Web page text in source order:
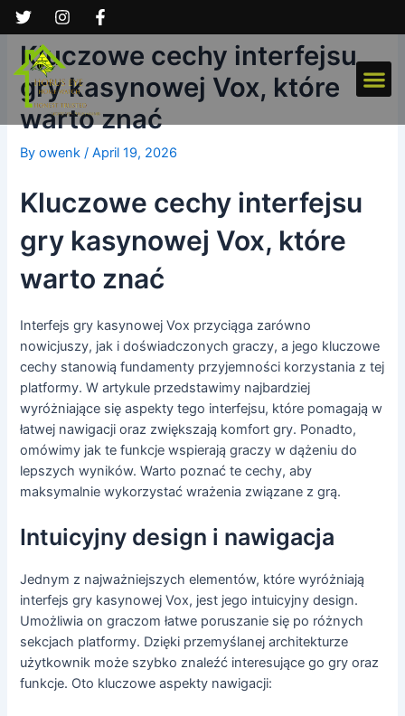
Skip
contentKluczowe cechy interfejsu
gry kasynowej Vox, które
warto znać
Byowenk/April 19, 2026
Kluczowe cechy interfejsu
gry kasynowej Vox, które
warto znać
Interfejs gry kasynowej Vox przyciąga zarówno
nowicjuszy, jak i doświadczonych graczy, a jego kluczowe
cechy stanowią fundamenty przyjemności korzystania z tej
platformy. W artykule przedstawimy najbardziej
wyróżniające się aspekty tego interfejsu, które pomagają w
łatwej nawigacji oraz zwiększają komfort gry. Ponadto,
omówimy jak te funkcje wspierają graczy w dążeniu do
lepszych wyników. Warto poznać te cechy, aby
maksymalnie wykorzystać wrażenia związane z grą.
Intuicyjny design i nawigacja
Jednym z najważniejszych elementów, które wyróżniają
interfejs gry kasynowej Vox, jest jego intuicyjny design.
Umożliwia on graczom łatwe poruszanie się po różnych
sekcjach platformy. Dzięki przemyślanej architekturze
użytkownik może szybko znaleźć interesujące go gry oraz
funkcje. Oto kluczowe aspekty nawigacji:
Post
navigation